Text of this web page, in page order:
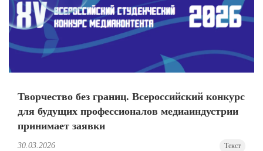
Творчество без границ. Всероссийский конкурс
для будущих профессионалов медиаиндустрии
принимает заявки
30.03.2026 Текст